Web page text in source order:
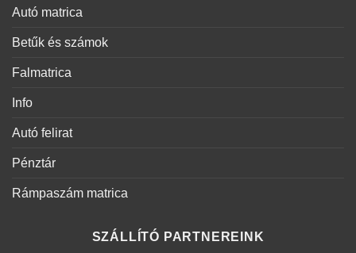
Autó matrica
Betűk és számok
Falmatrica
Info
Autó felirat
Pénztár
Rámpaszám matrica
SZÁLLÍTÓ PARTNEREINK